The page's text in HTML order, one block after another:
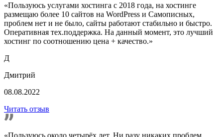
«Пользуюсь услугами хостинга с 2018 года, на хостинге
размещаю более 10 сайтов на WordPress и Самописных,
проблем нет и не было, сайты работают стабильно и быстро.
Оперативная тех.поддержка. На данный момент, это лучший
хостинг по соотношению цена + качество.»
Д
Дмитрий
08.08.2022
Читать отзыв
«Пользуюсь около четырёх лет. Ни разу никаких проблем,